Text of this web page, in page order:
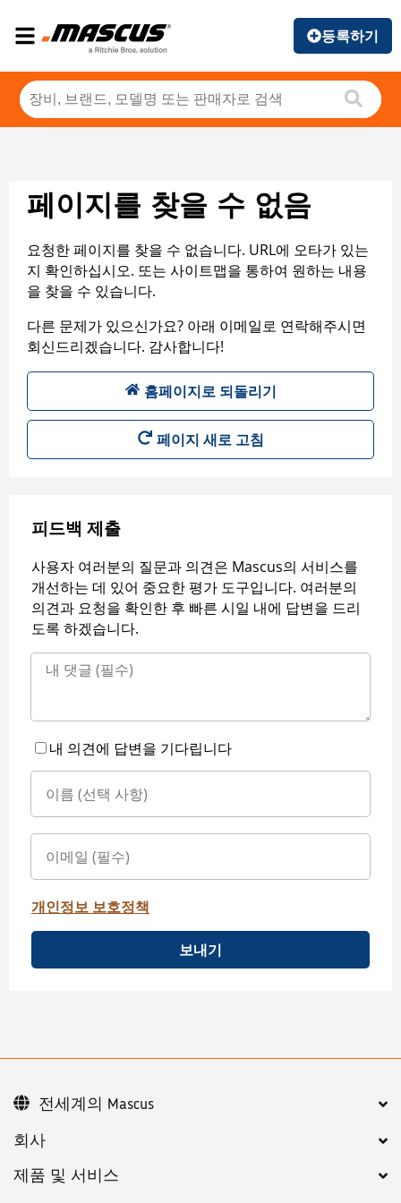
등록하기
페이지를 찾을 수 없음
요청한 페이지를 찾을 수 없습니다. URL에 오타가 있는
지 확인하십시오. 또는 사이트맵을 통하여 원하는 내용
을 찾을 수 있습니다.
다른 문제가 있으신가요? 아래 이메일로 연락해주시면
회신드리겠습니다. 감사합니다!
홈페이지로 되돌리기
페이지 새로 고침
피드백 제출
사용자 여러분의 질문과 의견은 Mascus의 서비스를
개선하는 데 있어 중요한 평가 도구입니다. 여러분의
의견과 요청을 확인한 후 빠른 시일 내에 답변을 드리
도록 하겠습니다.
내 의견에 답변을 기다립니다
개인정보 보호정책
보내기
회사
제품 및 서비스
전세계의 Mascus